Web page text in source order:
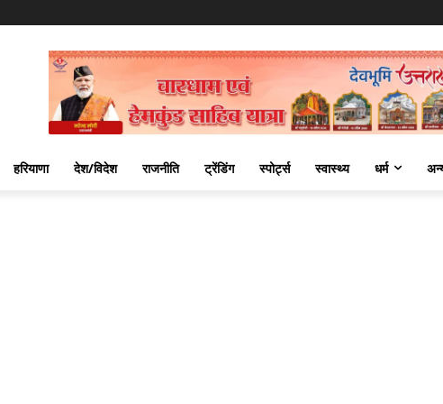
हरियाणा देश/विदेश राजनीति ट्रेंडिंग स्पोर्ट्स स्वास्थ्य धर्म